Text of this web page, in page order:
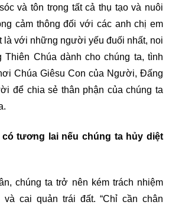
và tôn trọng tất cả thụ tạo và nuôi
cảm thông đối với các anh chị em
là với những người yếu đuối nhất, noi
Thiên Chúa dành cho chúng ta, tình
Chúa Giêsu Con của Người, Đấng
để chia sẻ thân phận của chúng ta
tương lai nếu chúng ta hủy diệt
chúng ta trở nên kém trách nhiệm
và cai quản trái đất. “Chỉ cần chân